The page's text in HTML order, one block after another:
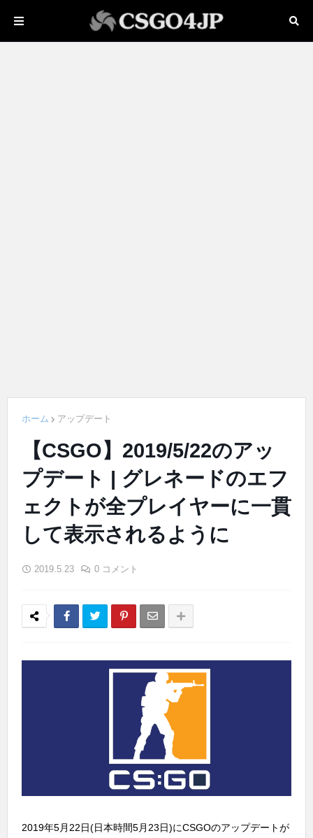
ホーム アップデート
【CSGO】2019/5/22のアッ
プデート | グレネードのエフ
ェクトが全プレイヤーに一貫
して表示されるように
2019.5.23 0 コメント
2019年5月22日(日本時間5月23日)にCSGOのアップデートが